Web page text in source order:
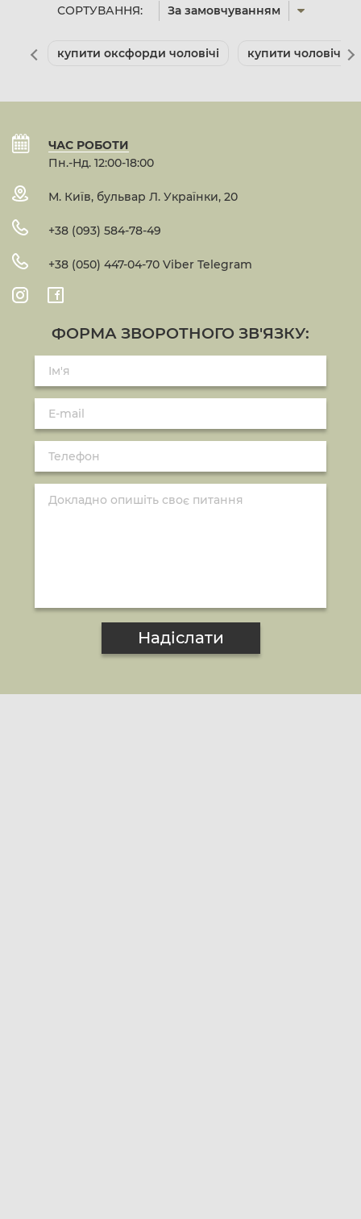
СОРТУВАННЯ: За замовчуванням
купити оксфорди чоловічі купити чоловічі
ЧАС РОБОТИ
Пн.-Нд. 12:00-18:00
М. Київ, бульвар Л. Українки, 20
+38 (093) 584-78-49
+38 (050) 447-04-70 Viber Telegram
ФОРМА ЗВОРОТНОГО ЗВ'ЯЗКУ:
Надіслати